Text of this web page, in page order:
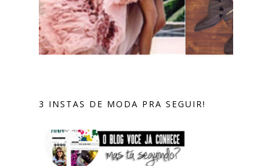
3 INSTAS DE MODA PRA SEGUIR!